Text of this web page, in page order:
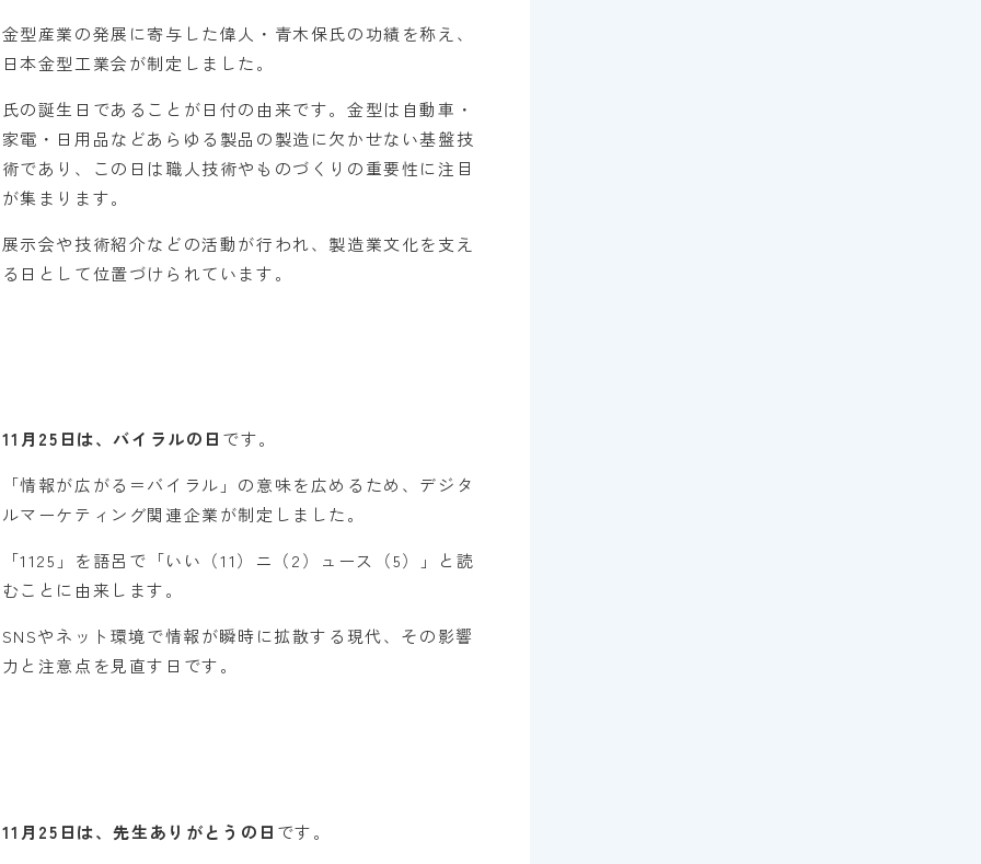
金型産業の発展に寄与した偉人・青木保氏の功績を称え、
日本金型工業会が制定しました。
氏の誕生日であることが日付の由来です。金型は自動車・
家電・日用品などあらゆる製品の製造に欠かせない基盤技
術であり、この日は職人技術やものづくりの重要性に注目
が集まります。
展示会や技術紹介などの活動が行われ、製造業文化を支え
る日として位置づけられています。
11月25日は、バイラルの日 です。
「情報が広がる＝バイラル」の意味を広めるため、デジタ
ルマーケティング関連企業が制定しました。
「1125」を語呂で「いい（11）ニ（2）ュース（5）」と読
むことに由来します。
SNSやネット環境で情報が瞬時に拡散する現代、その影響
力と注意点を見直す日です。
11月25日は、先生ありがとうの日 です。